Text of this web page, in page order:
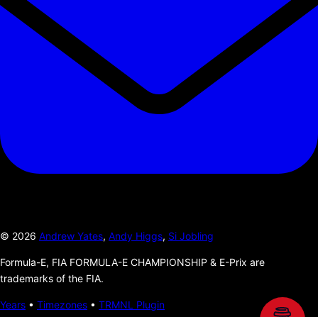
© 2026 Andrew Yates, Andy Higgs, Si Jobling
Formula-E, FIA FORMULA-E CHAMPIONSHIP & E-Prix are
trademarks of the FIA.
Years • Timezones • TRMNL Plugin